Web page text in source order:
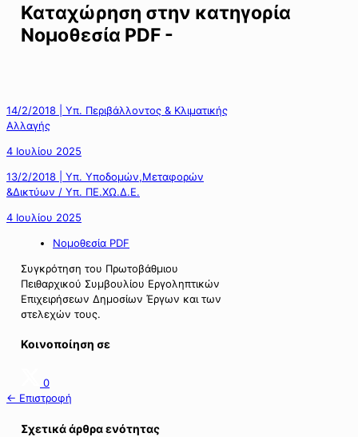
Καταχώρηση στην κατηγορία
Νομοθεσία PDF -
14/2/2018 | Υπ. Περιβάλλοντος & Κλιματικής
Αλλαγής
4 Ιουλίου 2025
13/2/2018 | Υπ. Υποδομών,Μεταφορών
&Δικτύων / Υπ. ΠΕ.ΧΩ.Δ.Ε.
4 Ιουλίου 2025
Νομοθεσία PDF
Συγκρότηση του Πρωτοβάθμιου
Πειθαρχικού Συμβουλίου Εργοληπτικών
Επιχειρήσεων Δημοσίων Έργων και των
στελεχών τους.
Κοινοποίηση σε
0
← Επιστροφή
Σχετικά άρθρα ενότητας